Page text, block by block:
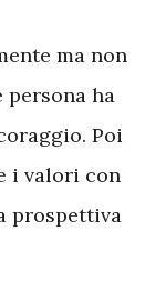
ma non
persona ha
Poi
i valori con
prospettiva